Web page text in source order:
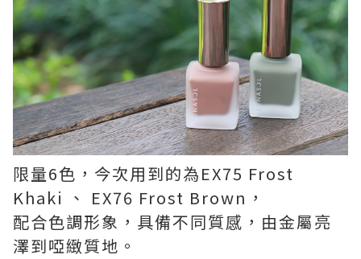
限量6色，今次用到的為EX75 Frost
Khaki 、 EX76 Frost Brown，
配合色調形象，具備不同質感，由金屬亮
澤到啞緻質地。